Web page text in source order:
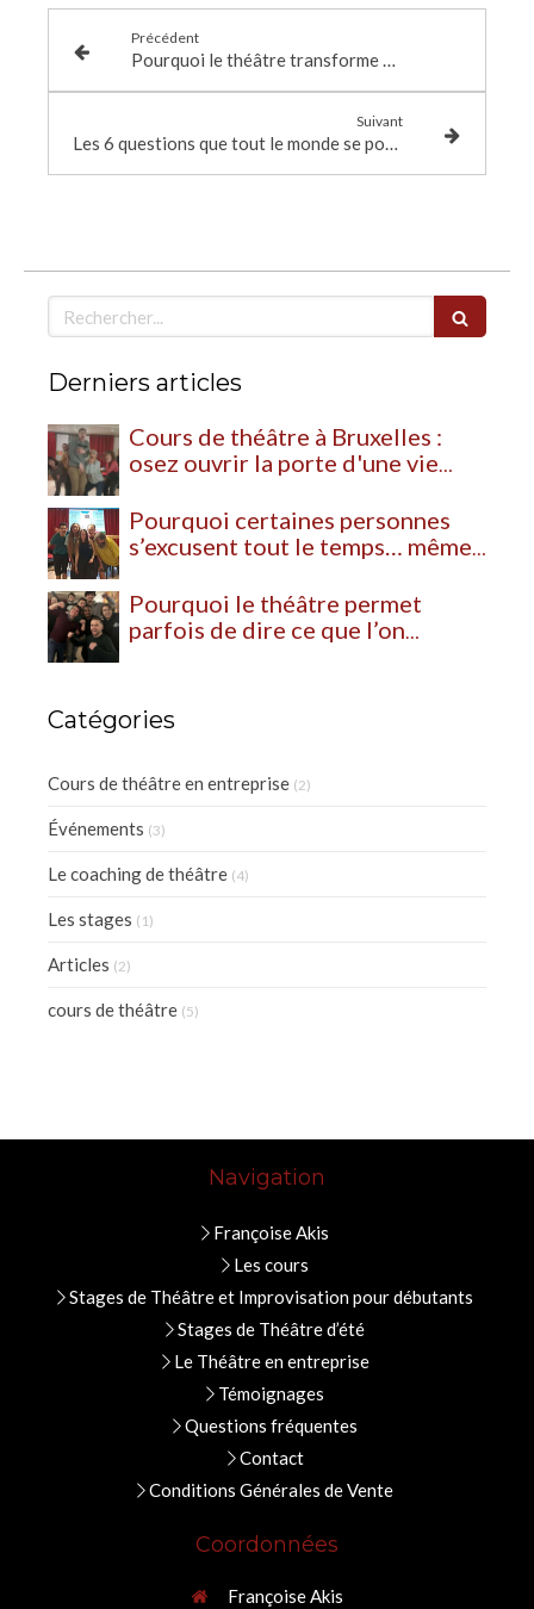
Précédent
Pourquoi le théâtre transforme profondément notre façon d’être en société
Suivant
Les 6 questions que tout le monde se pose avant de commencer des cours de théâtre (et leurs vraies réponses)
Rechercher
Derniers articles
Cours de théâtre à Bruxelles :
osez ouvrir la porte d'une vie
Pourquoi certaines personnes
s’excusent tout le temps… même
Pourquoi le théâtre permet
parfois de dire ce que l’on
Catégories
Cours de théâtre en entreprise (2)
Événements (3)
Le coaching de théâtre (4)
Les stages (1)
Articles (2)
cours de théâtre (5)
Navigation
Françoise Akis
Les cours
Stages de Théâtre et Improvisation pour débutants
Stages de Théâtre d’été
Le Théâtre en entreprise
Témoignages
Questions fréquentes
Contact
Conditions Générales de Vente
Coordonnées
Françoise Akis